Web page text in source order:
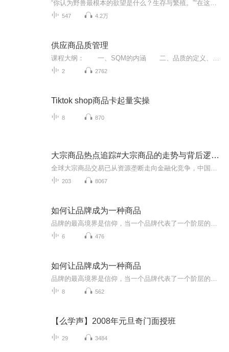
547 4.2万
供应商品质管理
2 2762
Tiktok shop商品卡起量实操
8 870
大宗商品热点追踪#大宗商品的走势与背后逻辑深度剖析
203 8067
如何让品牌成为一种商品
6 476
如何让品牌成为一种商品
8 562
【么学声】2008年元旦奇门面授班
29 3484